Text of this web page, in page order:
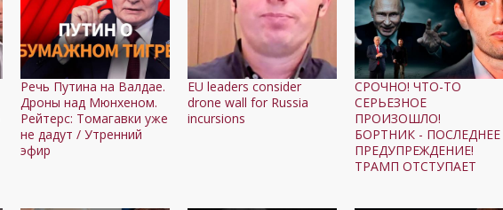
Речь Путина на Валдае.
Дроны над Мюнхеном.
Рейтерс: Томагавки уже
не дадут / Утренний
эфир
EU leaders consider
drone wall for Russia
incursions
СРОЧНО! ЧТО-ТО
СЕРЬЕЗНОЕ
ПРОИЗОШЛО!
БОРТНИК - ПОСЛЕДНЕЕ
ПРЕДУПРЕЖДЕНИЕ!
ТРАМП ОТСТУПАЕТ